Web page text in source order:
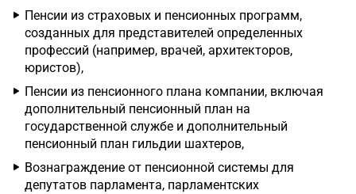
Пенсии из страховых и пенсионных программ,
созданных для представителей определенных
профессий (например, врачей, архитекторов,
юристов),
Пенсии из пенсионного плана компании, включая
дополнительный пенсионный план на
государственной службе и дополнительный
пенсионный план гильдии шахтеров,
Вознаграждение от пенсионной системы для
депутатов парламента, парламентских